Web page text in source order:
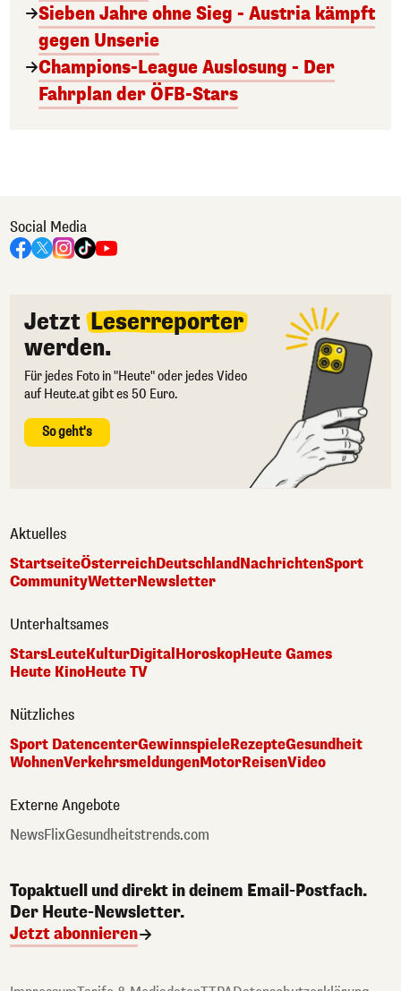
Sieben Jahre ohne Sieg - Austria kämpft
gegen Unserie
Champions-League Auslosung - Der
Fahrplan der ÖFB-Stars
Social Media
Jetzt Leserreporter
werden.
Für jedes Foto in "Heute" oder jedes Video
auf Heute.at gibt es 50 Euro.
So geht's
Aktuelles
StartseiteÖsterreichDeutschlandNachrichtenSport
CommunityWetterNewsletter
Unterhaltsames
StarsLeuteKulturDigital HoroskopHeute Games
Heute KinoHeute TV
Nützliches
Sport DatencenterGewinnspieleRezepteGesundheit
WohnenVerkehrsmeldungenMotorReisenVideo
Externe Angebote
NewsFlixGesundheitstrends.com
Topaktuell und direkt in deinem Email-Postfach.
Der Heute-Newsletter.
Jetzt abonnieren